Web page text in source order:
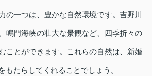
の一つは、豊かな自然環境です。吉野川
鳴門海峡の壮大な景観など、四季折々の
ことができます。これらの自然は、新婚
もたらしてくれることでしょう。